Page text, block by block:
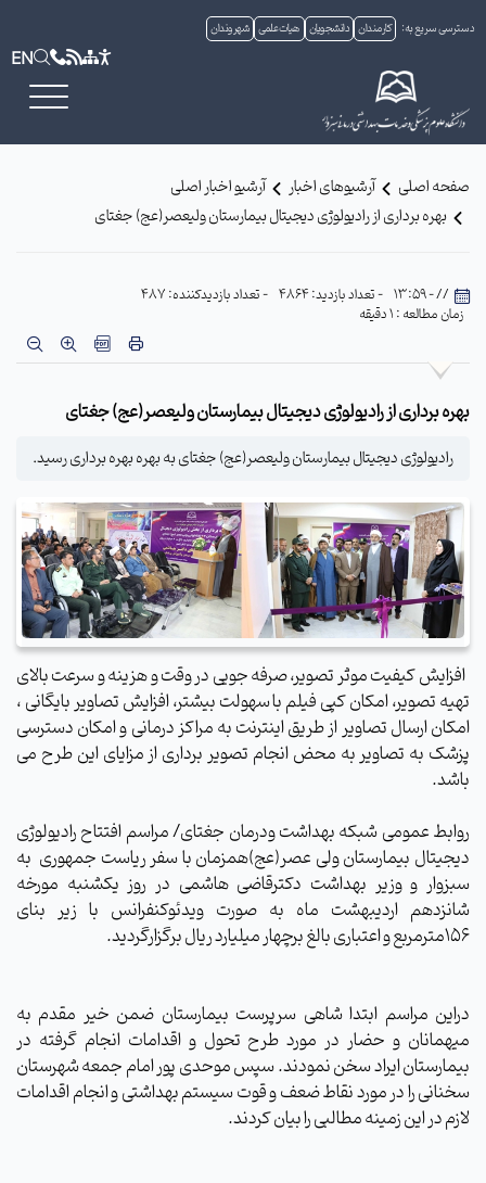
دسترسی سریع به: کارمندان دانشجویان هیات علمی شهروندان
EN
صفحه اصلی آرشیوهای اخبار
آرشیو اخبار اصلی
بهره برداری از رادیولوژی دیجیتال بیمارستان ولیعصر(عج) جغتای
// - 13:59 - تعداد بازدید: 4864
- تعداد بازدیدکننده: 487
زمان مطالعه : 1 دقیقه
بهره برداری از رادیولوژی دیجیتال بیمارستان ولیعصر(عج) جغتای
رادیولوژی دیجیتال بیمارستان ولیعصر(عج) جغتای به بهره بهره برداری رسید.
افزایش کیفیت موثر تصویر، صرفه جویی در وقت و هزینه و سرعت بالای
تهیه تصویر، امکان کپی فیلم با سهولت بیشتر، افزایش تصاویر بایگانی ،
امکان ارسال تصاویر از طریق اینترنت به مراکز درمانی و امکان دسترسی
پزشک به تصاویر به محض انجام تصویر برداری از مزایای این طرح می
باشد.
روابط عمومی شبکه بهداشت ودرمان جغتای/ مراسم افتتاح رادیولوژی
دیجیتال بیمارستان ولی عصر(عج)همزمان با سفر ریاست جمهوری به
سبزوار و وزیر بهداشت دکترقاضی هاشمی در روز یکشنبه مورخه
شانزدهم اردیبهشت ماه به صورت ویدئوکنفرانس با زیر بنای
156مترمربع و اعتباری بالغ برچهار میلیارد ریال برگزارگردید.
دراین مراسم ابتدا شاهی سرپرست بیمارستان ضمن خیر مقدم به
میهمانان و حضار در مورد طرح تحول و اقدامات انجام گرفته در
بیمارستان ایراد سخن نمودند. سپس موحدی پور امام جمعه شهرستان
سخنانی را در مورد نقاط ضعف و قوت سیستم بهداشتی و انجام اقدامات
لازم در این زمینه مطالبی را بیان کردند.